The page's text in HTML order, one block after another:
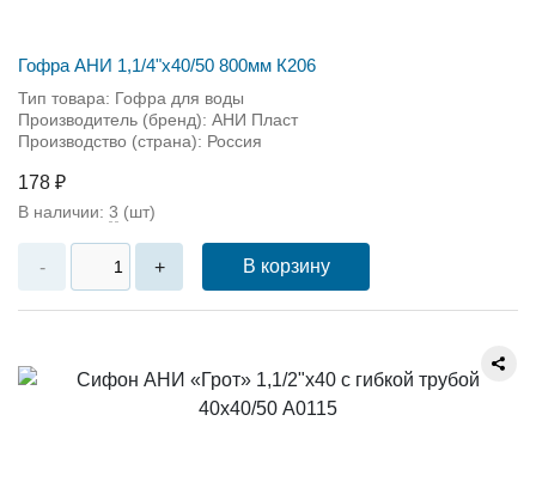
Гофра АНИ 1,1/4"х40/50 800мм К206
Тип товара: Гофра для воды
Производитель (бренд): АНИ Пласт
Производство (страна): Россия
178 ₽
В наличии: 3 (шт)
- + В корзину